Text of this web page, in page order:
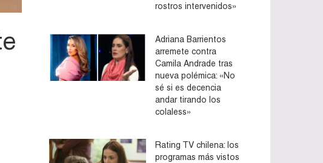
rostros intervenidos»
Adriana Barrientos
arremete contra
Camila Andrade tras
nueva polémica: «No
sé si es decencia
andar tirando los
colaless»
Rating TV chilena: los
programas más vistos